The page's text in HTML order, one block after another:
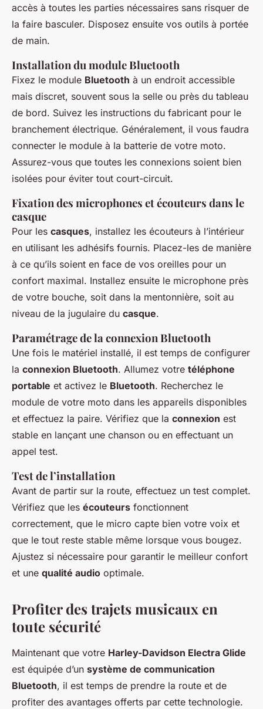
accès à toutes les parties nécessaires sans risquer de
la faire basculer. Disposez ensuite vos outils à portée
de main.
Installation du module Bluetooth
Fixez le module Bluetooth à un endroit accessible
mais discret, souvent sous la selle ou près du tableau
de bord. Suivez les instructions du fabricant pour le
branchement électrique. Généralement, il vous faudra
connecter le module à la batterie de votre moto.
Assurez-vous que toutes les connexions soient bien
isolées pour éviter tout court-circuit.
Fixation des microphones et écouteurs dans le
casque
Pour les casques, installez les écouteurs à l’intérieur
en utilisant les adhésifs fournis. Placez-les de manière
à ce qu’ils soient en face de vos oreilles pour un
confort maximal. Installez ensuite le microphone près
de votre bouche, soit dans la mentonnière, soit au
niveau de la jugulaire du casque.
Paramétrage de la connexion Bluetooth
Une fois le matériel installé, il est temps de configurer
la connexion Bluetooth. Allumez votre téléphone
portable et activez le Bluetooth. Recherchez le
module de votre moto dans les appareils disponibles
et effectuez la paire. Vérifiez que la connexion est
stable en lançant une chanson ou en effectuant un
appel test.
Test de l’installation
Avant de partir sur la route, effectuez un test complet.
Vérifiez que les écouteurs fonctionnent
correctement, que le micro capte bien votre voix et
que le tout reste stable même lorsque vous bougez.
Ajustez si nécessaire pour garantir le meilleur confort
et une qualité audio optimale.
Profiter des trajets musicaux en
toute sécurité
Maintenant que votre Harley-Davidson Electra Glide
est équipée d’un système de communication
Bluetooth, il est temps de prendre la route et de
profiter des avantages offerts par cette technologie.